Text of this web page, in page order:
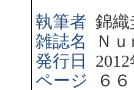
執筆者 錦織
雑誌名
Ｎ
発行日
2012
ページ
６